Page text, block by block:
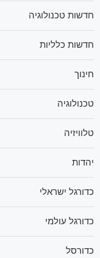
חדשות טכנולוגיה
חדשות כלליות
חינוך
טכנולוגיה
טלוויזיה
יהדות
כדורגל ישראלי
כדורגל עולמי
כדורסל